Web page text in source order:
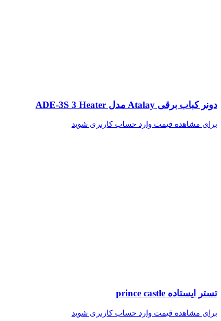
دونر کباب برقی Atalay مدل ADE-3S 3 Heater
برای مشاهده قیمت وارد حساب کاربری شوید
تستر ایستاده prince castle
برای مشاهده قیمت وارد حساب کاربری شوید